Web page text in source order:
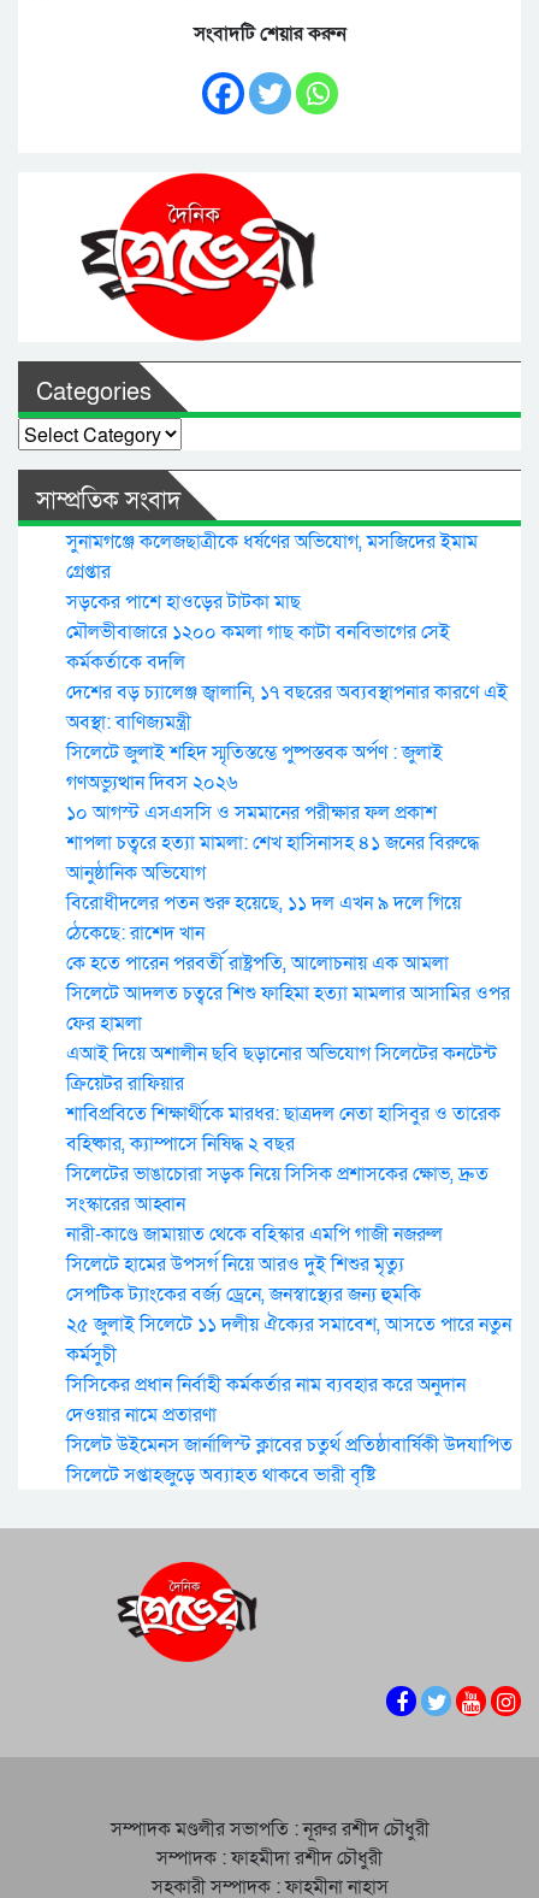
সংবাদটি শেয়ার করুন
Categories
Categories
সাম্প্রতিক সংবাদ
সুনামগঞ্জে কলেজছাত্রীকে ধর্ষণের অভিযোগ, মসজিদের ইমাম
গ্রেপ্তার
সড়কের পাশে হাওড়ের টাটকা মাছ
মৌলভীবাজারে ১২০০ কমলা গাছ কাটা বনবিভাগের সেই
কর্মকর্তাকে বদলি
দেশের বড় চ্যালেঞ্জ জ্বালানি, ১৭ বছরের অব্যবস্থাপনার কারণে এই
অবস্থা: বাণিজ্যমন্ত্রী
সিলেটে জুলাই শহিদ স্মৃতিস্তম্ভে পুষ্পস্তবক অর্পণ : জুলাই
গণঅভ্যুত্থান দিবস ২০২৬
১০ আগস্ট এসএসসি ও সমমানের পরীক্ষার ফল প্রকাশ
শাপলা চত্বরে হত্যা মামলা: শেখ হাসিনাসহ ৪১ জনের বিরুদ্ধে
আনুষ্ঠানিক অভিযোগ
বিরোধীদলের পতন শুরু হয়েছে, ১১ দল এখন ৯ দলে গিয়ে
ঠেকেছে: রাশেদ খান
কে হতে পারেন পরবর্তী রাষ্ট্রপতি, আলোচনায় এক আমলা
সিলেটে আদলত চত্বরে শিশু ফাহিমা হত্যা মামলার আসামির ওপর
ফের হামলা
এআই দিয়ে অশালীন ছবি ছড়ানোর অভিযোগ সিলেটের কনটেন্ট
ক্রিয়েটর রাফিয়ার
শাবিপ্রবিতে শিক্ষার্থীকে মারধর: ছাত্রদল নেতা হাসিবুর ও তারেক
বহিষ্কার, ক্যাম্পাসে নিষিদ্ধ ২ বছর
সিলেটের ভাঙাচোরা সড়ক নিয়ে সিসিক প্রশাসকের ক্ষোভ, দ্রুত
সংস্কারের আহ্বান
নারী-কাণ্ডে জামায়াত থেকে বহিস্কার এমপি গাজী নজরুল
সিলেটে হামের উপসর্গ নিয়ে আরও দুই শিশুর মৃত্যু
সেপটিক ট্যাংকের বর্জ্য ড্রেনে, জনস্বাস্থ্যের জন্য হুমকি
২৫ জুলাই সিলেটে ১১ দলীয় ঐক্যের সমাবেশ, আসতে পারে নতুন
কর্মসুচী
সিসিকের প্রধান নির্বাহী কর্মকর্তার নাম ব্যবহার করে অনুদান
দেওয়ার নামে প্রতারণা
সিলেট উইমেনস জার্নালিস্ট ক্লাবের চতুর্থ প্রতিষ্ঠাবার্ষিকী উদযাপিত
সিলেটে সপ্তাহজুড়ে অব্যাহত থাকবে ভারী বৃষ্টি
সম্পাদক মণ্ডলীর সভাপতি : নূরুর রশীদ চৌধুরী
সম্পাদক : ফাহমীদা রশীদ চৌধুরী
সহকারী সম্পাদক : ফাহমীনা নাহাস